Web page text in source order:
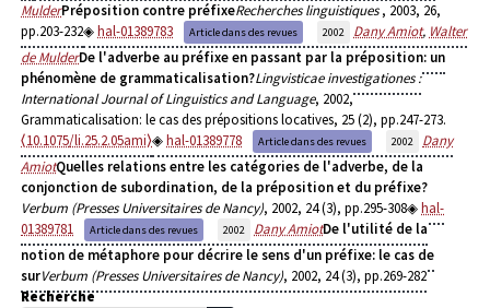
MulderPréposition contre préfixeRecherches linguistiques, 2003, 26,
pp.203-232
hal-01389783 Article dans des revues 2002 Dany Amiot, Walter
de MulderDe l'adverbe au préfixe en passant par la préposition: un
phénomène de grammaticalisation?Lingvisticae investigationes :
International Journal of Linguistics and Language, 2002,
Grammaticalisation: le cas des prépositions locatives, 25 (2), pp.247-273.
⟨10.1075/li.25.2.05ami⟩
hal-01389778 Article dans des revues 2002
Dany
AmiotQuelles relations entre les catégories de l'adverbe, de la
conjonction de subordination, de la préposition et du préfixe?
Verbum (Presses Universitaires de Nancy), 2002, 24 (3), pp.295-308
hal-
01389781
Article dans des revues 2002 Dany AmiotDe l'utilité de la
notion de métaphore pour décrire le sens d'un préfixe: le cas de
surVerbum (Presses Universitaires de Nancy), 2002, 24 (3), pp.269-282
Recherche